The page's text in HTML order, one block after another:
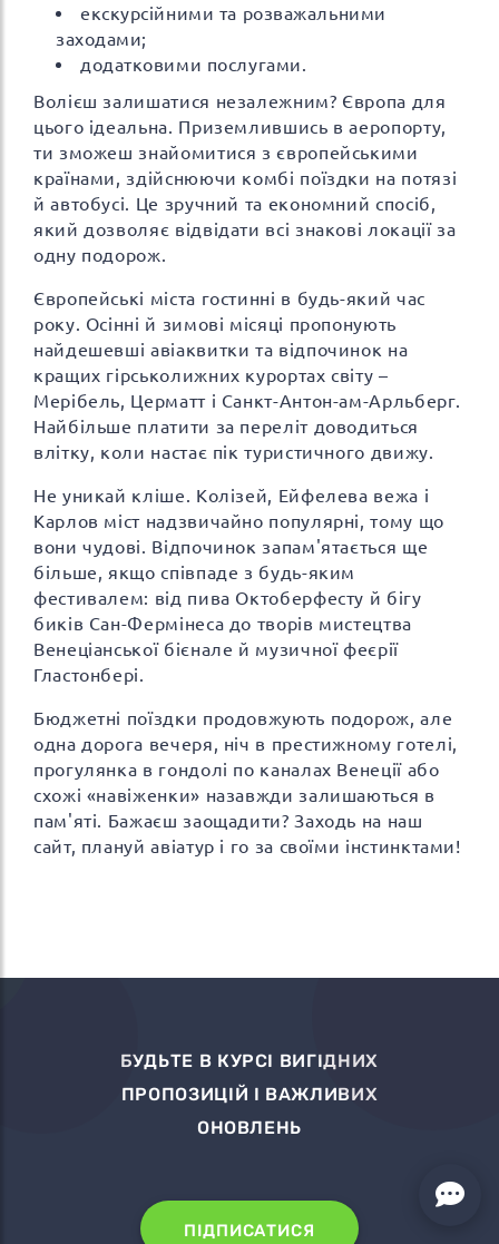
екскурсійними та розважальними
заходами;
додатковими послугами.
Волієш залишатися незалежним? Європа для
цього ідеальна. Приземлившись в аеропорту,
ти зможеш знайомитися з європейськими
країнами, здійснюючи комбі поїздки на потязі
й автобусі. Це зручний та економний спосіб,
який дозволяє відвідати всі знакові локації за
одну подорож.
Європейські міста гостинні в будь-який час
року. Осінні й зимові місяці пропонують
найдешевші авіаквитки та відпочинок на
кращих гірськолижних курортах світу –
Мерібель, Церматт і Санкт-Антон-ам-Арльберг.
Найбільше платити за переліт доводиться
влітку, коли настає пік туристичного движу.
Не уникай кліше. Колізей, Ейфелева вежа і
Карлов міст надзвичайно популярні, тому що
вони чудові. Відпочинок запам'ятається ще
більше, якщо співпаде з будь-яким
фестивалем: від пива Октоберфесту й бігу
биків Сан-Фермінеса до творів мистецтва
Венеціанської бієнале й музичної феєрії
Гластонбері.
Бюджетні поїздки продовжують подорож, але
одна дорога вечеря, ніч в престижному готелі,
прогулянка в гондолі по каналах Венеції або
схожі «навіженки» назавжди залишаються в
пам'яті. Бажаєш заощадити? Заходь на наш
сайт, плануй авіатур і го за своїми інстинктами!
БУДЬТЕ В КУРСІ ВИГІДНИХ
ПРОПОЗИЦІЙ І ВАЖЛИВИХ
ОНОВЛЕНЬ
ПІДПИСАТИСЯ